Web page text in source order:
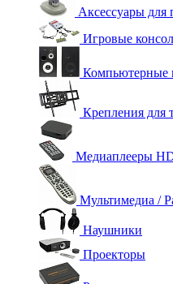
Аксессуары для
Игровые
Компьютерные
Крепления для
Медиаплееры
Мультимедиа /
Наушники
Проекторы